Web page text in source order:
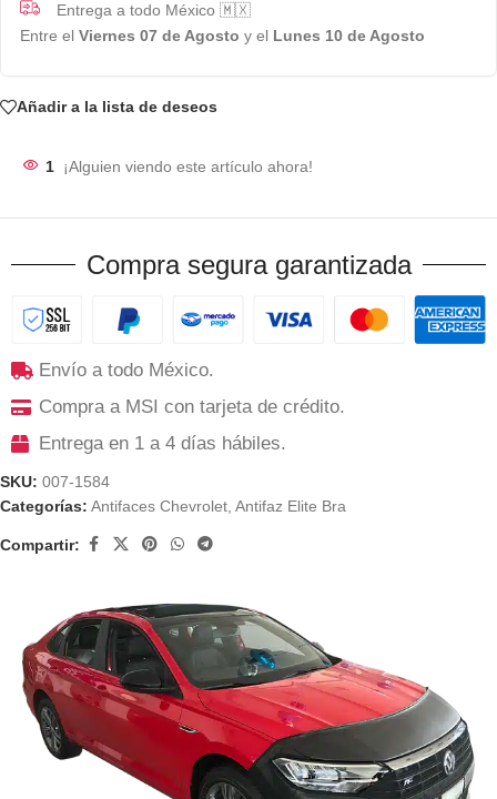
Entrega a todo México 🇲🇽
Entre el Viernes 07 de Agosto y el Lunes 10 de Agosto
Añadir a la lista de deseos
1 ¡Alguien viendo este artículo ahora!
Compra segura garantizada
Envío a todo México.
Compra a MSI con tarjeta de crédito.
Entrega en 1 a 4 días hábiles.
SKU: 007-1584
Categorías: Antifaces Chevrolet, Antifaz Elite Bra
Compartir: